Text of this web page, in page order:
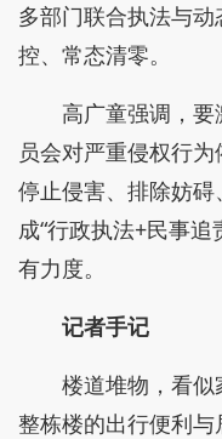
多部门联合执法与
控、常态清零。
高广童强调，
员会对严重侵权行
停止侵害、排除妨
成“行政执法+民事
有力度。
记者手记
楼道堆物，看
整栋楼的出行便利